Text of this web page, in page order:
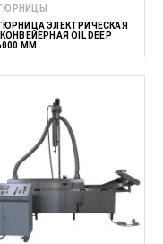
ЭЛЕКТРИЧЕСКАЯ
OIL DEEP
ММ